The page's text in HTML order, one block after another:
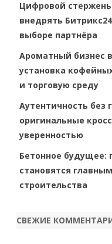
Цифровой
внедрять
выборе партнёра
Ароматный бизнес
установка
и торговую среду
Аутентичность без
оригинальные
уверенностью
Бетонное будущее:
становятся
строительства
СВЕЖИЕ